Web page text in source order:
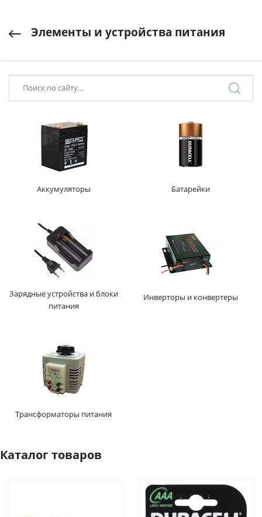
Элементы и устройства питания
Аккумуляторы Батарейки
Зарядные устройства и блоки
питания
Инверторы и конвертеры
Трансформаторы питания
Каталог товаров